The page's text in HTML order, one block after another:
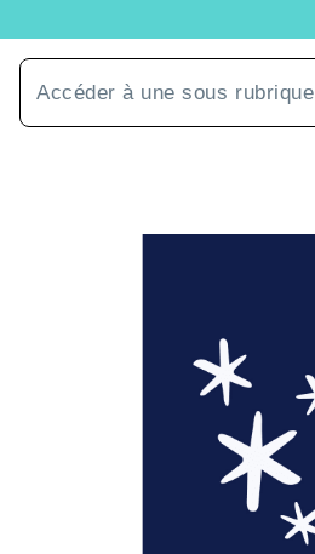
Accéder à une sous rubrique